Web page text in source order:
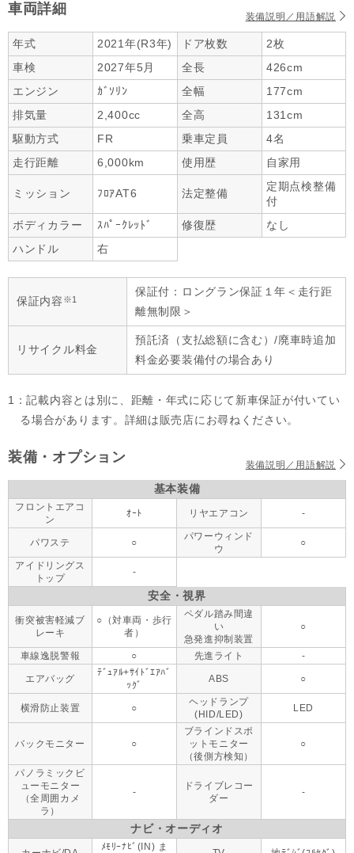
車両詳細 装備説明／用語解説
年式 2021年(R3年) ドア枚数
2枚
車検
2027年5月 全長
426cm
エンジン
ｶﾞｿﾘﾝ 全幅
177cm
排気量
2,400cc 全高
131cm
駆動方式
FR 乗車定員
4名
走行距離
6,000km 使用歴 自家用
ミッション ﾌﾛｱAT6 法定整備
定期点検整備
付
ボディカラー
ｽﾊﾟｰｸﾚｯﾄﾞ 修復歴
なし
ハンドル
右
保証内容 ※1
保証付：ロングラン保証１年＜走行距
離無制限＞
リサイクル料金
預託済（支払総額に含む）/廃車時追加
料金必要装備付の場合あり
1：記載内容とは別に、距離・年式に応じて新車保証が付いてい
る場合があります。詳細は販売店にお尋ねください。
装備・オプション 装備説明／用語解説
基本装備
フロントエアコ
ン
ｵｰﾄ リヤエアコン -
パワステ ○
パワーウィンド
ウ
○
アイドリングス
トップ
-
安全・視界
衝突被害軽減ブ
レーキ
○（対車両・歩行
者）
ペダル踏み間違
い
急発進抑制装置
○
車線逸脱警報 ○ 先進ライト -
エアバッグ
ﾃﾞｭｱﾙ+ｻｲﾄﾞｴｱﾊﾞ
ｯｸﾞ
ABS ○
横滑防止装置 ○
ヘッドランプ
(HID/LED)
LED
バックモニター ○
ブラインドスポ
ットモニター
（後側方検知）
○
パノラミックビ
ューモニター
（全周囲カメ
ラ）
-
ドライブレコー
ダー
-
ナビ・オーディオ
ﾒﾓﾘｰﾅﾋﾞ(IN) ま